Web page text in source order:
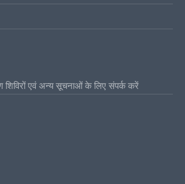
शिविरों एवं अन्य सूचनाओं के लिए संपर्क करें